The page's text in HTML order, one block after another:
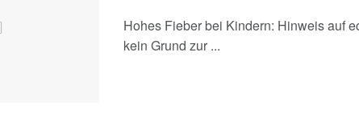
Hohes Fieber bei Kindern: Hinweis auf
kein Grund zur ...